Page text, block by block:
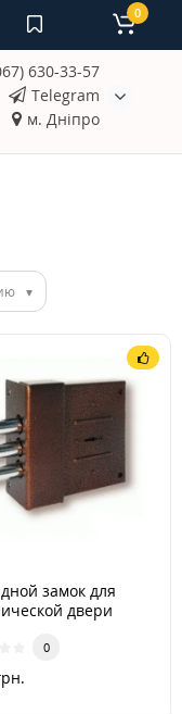
630-33-57
Telegram
м. Дніпро
0
замок для
двери
0